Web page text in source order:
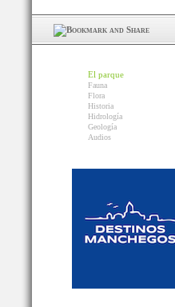
El parque
Fauna
Flora
Historia
Hidrología
Geología
Audios